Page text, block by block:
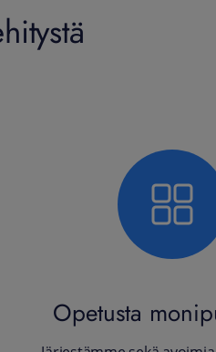
Opetusta